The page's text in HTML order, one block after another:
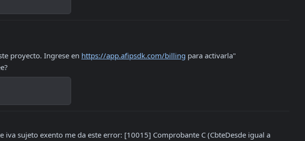
proyecto. Ingrese en https://app.afipsdk.com/billing para activarla"
sujeto exento me da este error: [10015] Comprobante C (CbteDesde igual a